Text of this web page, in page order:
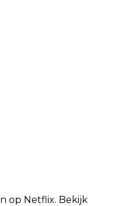
op Netflix. Bekijk